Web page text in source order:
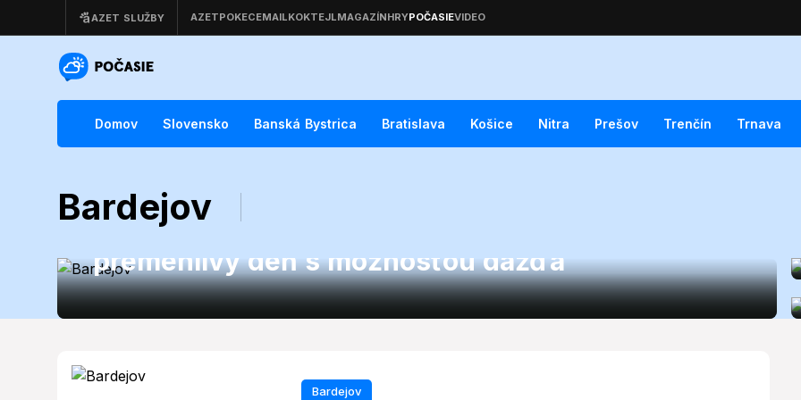
Domov Slovensko Banská Bystrica Bratislava Košice Nitra Prešov Trenčín Trnava
Bardejov
Počasie v Bardejove 13. júna 2026: Očakávajte
premenlivý deň s možnosťou dažďa
Bardejov